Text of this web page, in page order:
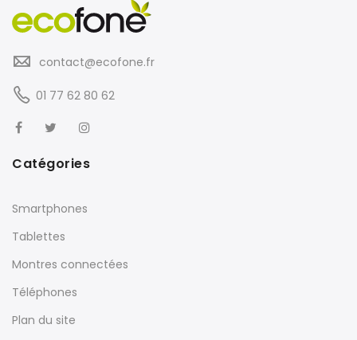
contact@ecofone.fr
01 77 62 80 62
Catégories
Smartphones
Tablettes
Montres connectées
Téléphones
Plan du site